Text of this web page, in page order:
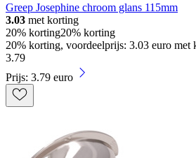
Greep Josephine chroom glans 115mm
3.03 met korting
20% korting20% korting
20% korting, voordeelprijs: 3.03 euro met
3.79
Prijs: 3.79 euro